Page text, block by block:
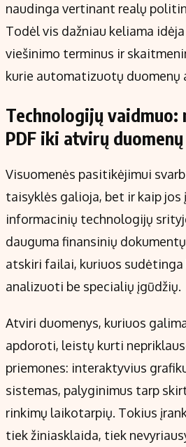
naudinga vertinant realų
Todėl vis dažniau keliama
viešinimo terminus ir
kurie automatizuotų duomenų
Technologijų vaidmuo:
PDF iki atvirų duomenų
Visuomenės pasitikėjimui
taisyklės galioja, bet ir kaip jos
informacinių technologijų
dauguma finansinių
atskiri failai, kuriuos
analizuoti be specialių įgūdžių.
Atviri duomenys, kuriuos
apdoroti, leistų kurti
priemones: interaktyvius
sistemas, palyginimus tarp
rinkimų laikotarpių. Tokius
tiek žiniasklaida, tiek